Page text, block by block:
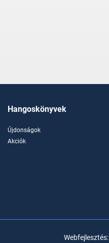
Hangoskönyvek
Újdonságok
Akciók
Webfejlesztés: